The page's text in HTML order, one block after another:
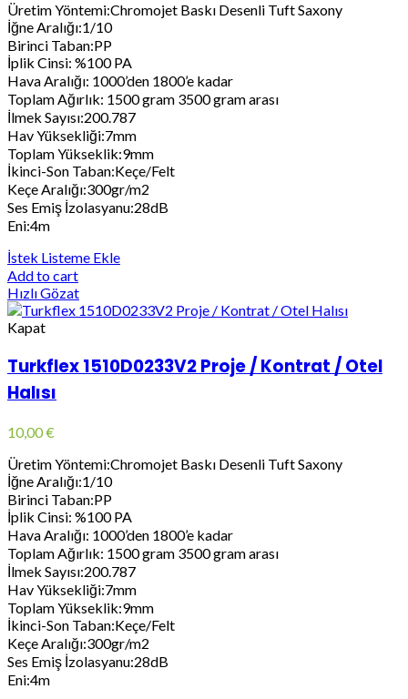
Üretim Yöntemi:Chromojet Baskı Desenli Tuft Saxony
İğne Aralığı:1/10
Birinci Taban:PP
İplik Cinsi: %100 PA
Hava Aralığı: 1000’den 1800’e kadar
Toplam Ağırlık: 1500 gram 3500 gram arası
İlmek Sayısı:200.787
Hav Yüksekliği:7mm
Toplam Yükseklik:9mm
İkinci-Son Taban:Keçe/Felt
Keçe Aralığı:300gr/m2
Ses Emiş İzolasyanu:28dB
Eni:4m
İstek Listeme Ekle
Add to cart
Hızlı Gözat
Kapat
Turkflex 1510D0233V2 Proje / Kontrat / Otel
Halısı
10,00€
Üretim Yöntemi:Chromojet Baskı Desenli Tuft Saxony
İğne Aralığı:1/10
Birinci Taban:PP
İplik Cinsi: %100 PA
Hava Aralığı: 1000’den 1800’e kadar
Toplam Ağırlık: 1500 gram 3500 gram arası
İlmek Sayısı:200.787
Hav Yüksekliği:7mm
Toplam Yükseklik:9mm
İkinci-Son Taban:Keçe/Felt
Keçe Aralığı:300gr/m2
Ses Emiş İzolasyanu:28dB
Eni:4m